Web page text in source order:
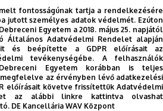
Intézet
igénylése a DE
|Külső személyek rögzítése a
|Súgó|Hibabejelentés
fontosságúnak tartja a rendelkezésére
jutott személyes adatok védelmét. Ezúton
Egyetem a 2018. május 25. napjától
Általános Adatvédelmi Rendelet alapján
és beépítette a GDPR előírásait az
tevékenységébe. A felhasználók
Egyetem korábban is teljes
az érvényben lévő adatkezelési
előírásait követve frissítettük Adatvédelmi
az alábbi linkre kattintva olvashat
DE Kancellária WAV Központ